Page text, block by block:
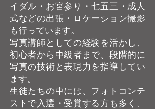
イダル・お宮参り・七五三・成人
式などの出張・ロケーション撮影
も行っています。
写真講師としての経験を活かし、
初心者から中級者まで、段階的に
写真の技術と表現力を指導してい
ます。
生徒たちの中には、フォトコンテ
ストで入選・受賞する方も多く、